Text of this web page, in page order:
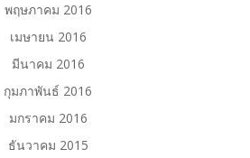
พฤษภาคม 2016
เมษายน 2016
มีนาคม 2016
กุมภาพันธ์ 2016
มกราคม 2016
ธันวาคม 2015